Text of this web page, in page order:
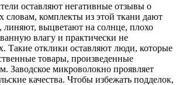
оставляют негативные отзывы о
комплекты из этой ткани дают
линяют, выцветают на солнце, плохо
влагу и практически не
Такие отклики оставляют люди, которые
товары, произведенные
Заводское микроволокно проявляет
качества. Чтобы избежать подделок,